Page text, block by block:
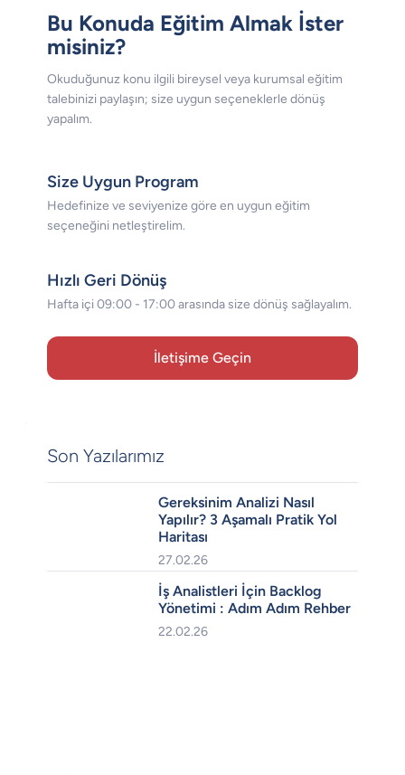
Bu Konuda Eğitim Almak İster
misiniz?
Okuduğunuz konu ilgili bireysel veya kurumsal eğitim
talebinizi paylaşın; size uygun seçeneklerle dönüş
yapalım.
Size Uygun Program
Hedefinize ve seviyenize göre en uygun eğitim
seçeneğini netleştirelim.
Hızlı Geri Dönüş
Hafta içi 09:00 - 17:00 arasında size dönüş sağlayalım.
Son Yazılarımız
Gereksinim Analizi Nasıl
Yapılır? 3 Aşamalı Pratik Yol
Haritası
27.02.26
İş Analistleri İçin Backlog
Yönetimi : Adım Adım Rehber
22.02.26